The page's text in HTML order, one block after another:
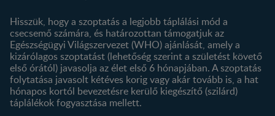
Történetünk
Profilom
Termékeink
Termék kereső
Hisszük, hogy a szoptatás a legjobb táplálási mód a
csecsemő számára, és határozottan támogatjuk az
Egészségügyi Világszervezet (WHO) ajánlását, amely a
kizárólagos szoptatást (lehetőség szerint a születést követő
első órától) javasolja az élet első 6 hónapjában. A szoptatás
folytatása javasolt kétéves korig vagy akár tovább is, a hat
hónapos kortól bevezetésre kerülő kiegészítő (szilárd)
táplálékok fogyasztása mellett.